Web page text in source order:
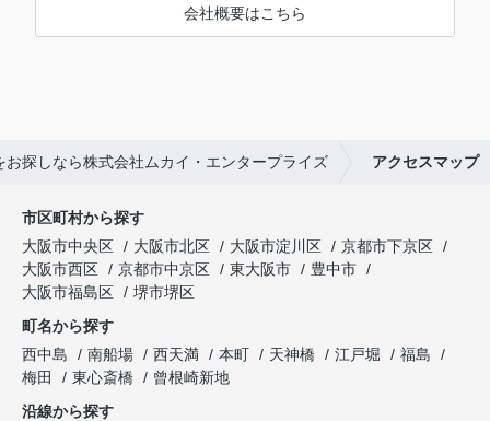
会社概要はこちら
探しなら株式会社ムカイ・エンタープライズ アクセスマップ
市区町村から探す
大阪市中央区
大阪市北区 大阪市淀川区
京都市下京区
大阪市西区
京都市中京区 東大阪市
豊中市
大阪市福島区
堺市堺区
町名から探す
西中島
南船場 西天満 本町 天神橋 江戸堀
福島
梅田
東心斎橋
曾根崎新地
沿線から探す